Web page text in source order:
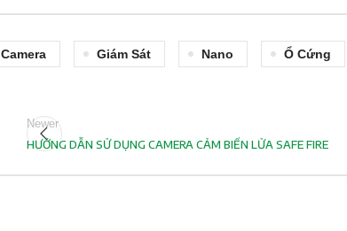
Camera Giám Sát Nano Ổ Cứng
Newer
HƯỚNG DẪN SỬ DỤNG CAMERA CẢM BIẾN LỬA SAFE FIRE